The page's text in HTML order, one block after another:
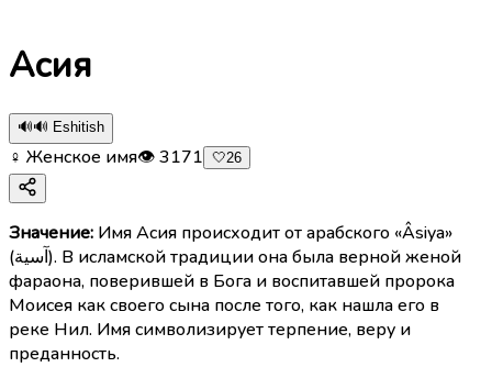
Асия
🔊🔊 Eshitish
♀ Женское имя👁3171 🤍26
Значение: Имя Асия происходит от арабского «Âsiya»
(آسية). В исламской традиции она была верной женой
фараона, поверившей в Бога и воспитавшей пророка
Моисея как своего сына после того, как нашла его в
реке Нил. Имя символизирует терпение, веру и
преданность.